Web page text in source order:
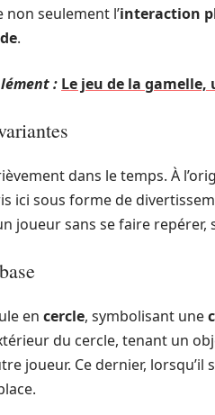
non seulement l’interaction
.
: Le jeu de la
dans le temps. À
ici sous forme de
joueur sans se faire
en cercle, symbolisant une
du cercle, tenant un
joueur. Ce dernier,